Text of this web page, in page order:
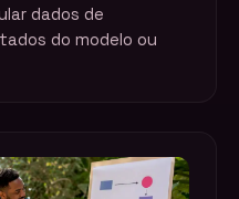
dados de
do modelo ou